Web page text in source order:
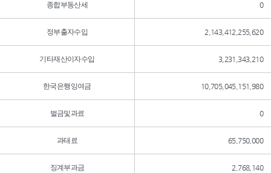
종합부동산세 0
정부출자수입 2,143,412,255,620
기타재산이자수입 3,231,343,210
한국은행잉여금 10,705,045,151,980
벌금및과료 0
과태료 65,750,000
징계부과금 2,768,140